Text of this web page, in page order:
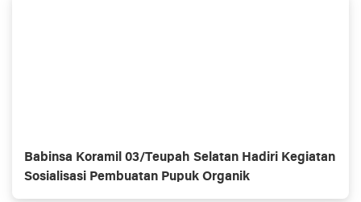
Babinsa Koramil 03/Teupah Selatan Hadiri Kegiatan
Sosialisasi Pembuatan Pupuk Organik